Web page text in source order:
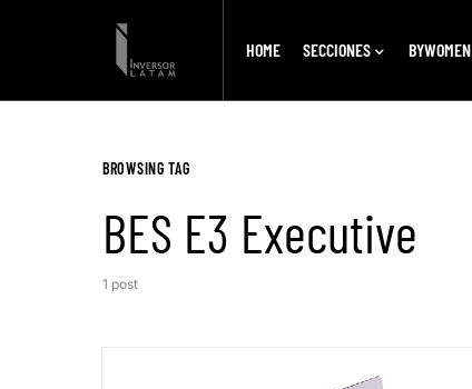
HOME SECCIONES BYWOMEN
BROWSING TAG
BES E3 Executive
1 post